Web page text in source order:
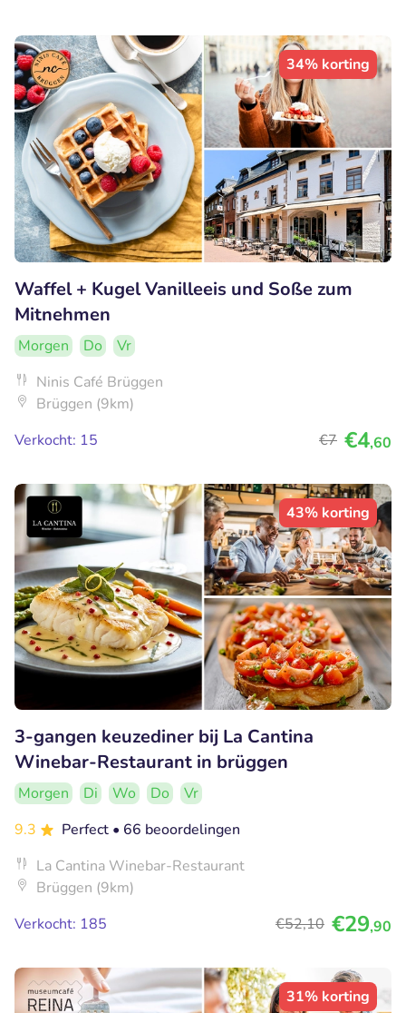
34% korting
Waffel + Kugel Vanilleeis und Soße zum
Mitnehmen
Morgen Do
Vr
Ninis Café Brüggen
Brüggen (9km)
Verkocht: 15
€7 €4,60
43% korting
3-gangen keuzediner bij La Cantina
Winebar-Restaurant in brüggen
Morgen Di Wo Do
Vr
9.3
Perfect • 66 beoordelingen
La Cantina Winebar-Restaurant
Brüggen (9km)
Verkocht: 185
€52,10 €29,90
31% korting